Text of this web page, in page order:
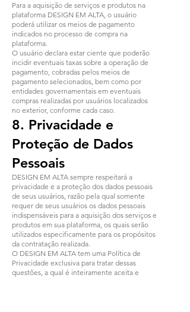
Para a aquisição de serviços e produtos na
plataforma DESIGN EM ALTA, o usuário
poderá utilizar os meios de pagamento
indicados no processo de compra na
plataforma.
O usuário declara estar ciente que poderão
incidir eventuais taxas sobre a operação de
pagamento, cobradas pelos meios de
pagamento selecionados, bem como por
entidades governamentais em eventuais
compras realizadas por usuários localizados
no exterior, conforme cada caso.
8. Privacidade e
Proteção de Dados
Pessoais
DESIGN EM ALTA sempre respeitará a
privacidade e a proteção dos dados pessoais
de seus usuários, razão pela qual somente
requer de seus usuários os dados pessoais
indispensáveis para a aquisição dos serviços e
produtos em sua plataforma, os quais serão
utilizados especificamente para os propósitos
da contratação realizada.
O DESIGN EM ALTA tem uma Política de
Privacidade exclusiva para tratar dessas
questões, a qual é inteiramente aceita e